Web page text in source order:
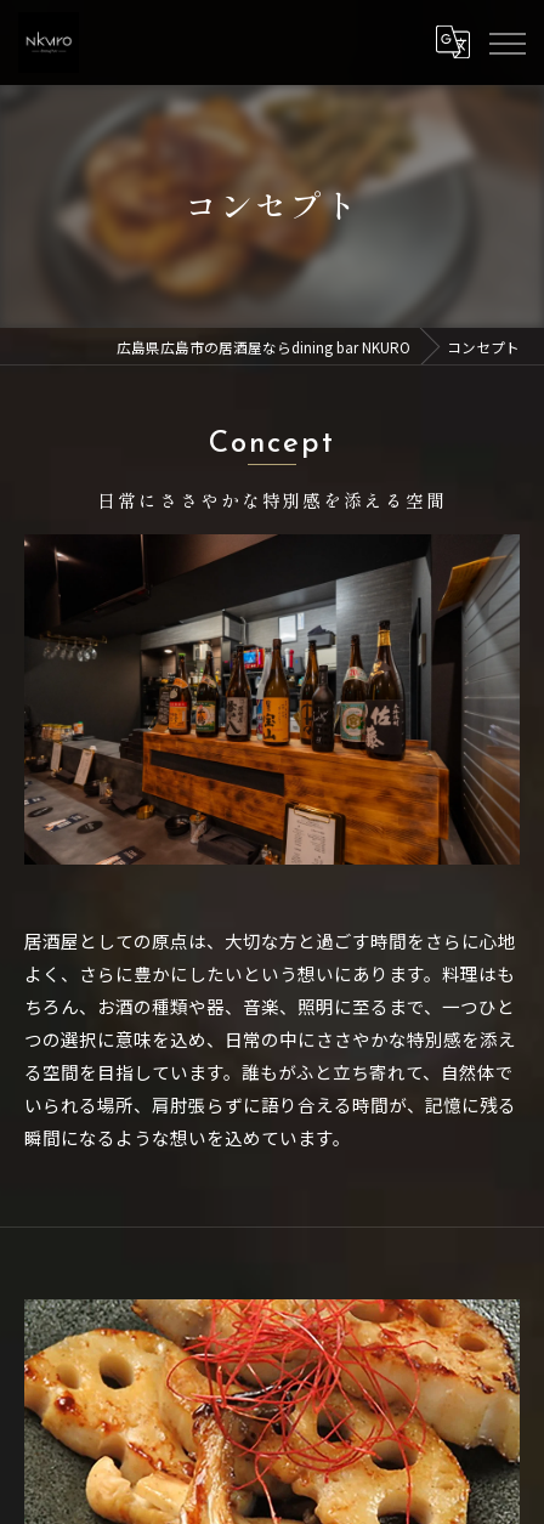
コンセプト
広島県広島市の居酒屋ならdining bar NKURO コンセプト
日常にささやかな特別感を添える空間
Concept
居酒屋としての原点は、大切な方と過ごす時間をさらに心地
よく、さらに豊かにしたいという想いにあります。料理はも
ちろん、お酒の種類や器、音楽、照明に至るまで、一つひと
つの選択に意味を込め、日常の中にささやかな特別感を添え
る空間を目指しています。誰もがふと立ち寄れて、自然体で
いられる場所、肩肘張らずに語り合える時間が、記憶に残る
瞬間になるような想いを込めています。